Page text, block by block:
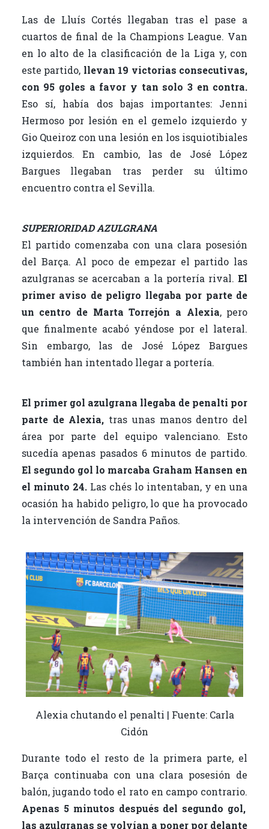
Las de Lluís Cortés llegaban tras el pase a
cuartos de final de la Champions League. Van
en lo alto de la clasificación de la Liga y, con
este partido, llevan 19 victorias consecutivas,
con 95 goles a favor y tan solo 3 en contra.
Eso sí, había dos bajas importantes: Jenni
Hermoso por lesión en el gemelo izquierdo y
Gio Queiroz con una lesión en los isquiotibiales
izquierdos. En cambio, las de José López
Bargues llegaban tras perder su último
encuentro contra el Sevilla.
SUPERIORIDAD AZULGRANA
El partido comenzaba con una clara posesión
del Barça. Al poco de empezar el partido las
azulgranas se acercaban a la portería rival.El
primer aviso de peligro llegaba por parte de
un centro de Marta Torrejón a Alexia, pero
que finalmente acabó yéndose por el lateral.
Sin embargo, las de José López Bargues
también han intentado llegar a portería.
El primer gol azulgrana llegaba de penalti por
parte de Alexia, tras unas manos dentro del
área por parte del equipo valenciano. Esto
sucedía apenas pasados 6 minutos de partido.
El segundo gol lo marcaba Graham Hansen en
el minuto 24.Las chés lo intentaban, y en una
ocasión ha habido peligro, lo que ha provocado
la intervención de Sandra Paños.
Alexia chutando el penalti | Fuente: Carla
Cidón
Durante todo el resto de la primera parte, el
Barça continuaba con una clara posesión de
balón, jugando todo el rato en campo contrario.
Apenas 5 minutos después del segundo gol,
las azulgranas se volvían a poner por delante